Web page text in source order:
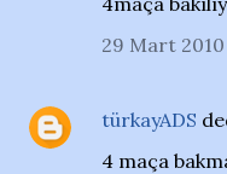
29 Mart 2010
türkayADS
4 maça